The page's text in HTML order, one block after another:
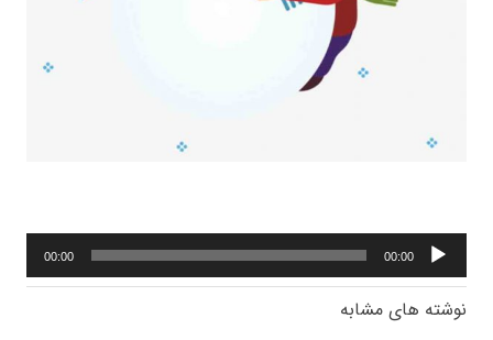
پخش‌کننده
صوت
00:00
00:00
نوشته های مشابه